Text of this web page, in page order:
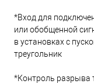
*Вход для
или обобщенной
в установках с
треугольник
*Контроль разрыва